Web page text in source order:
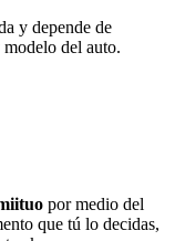
y depende de
del auto.
por medio del
que tú lo decidas,